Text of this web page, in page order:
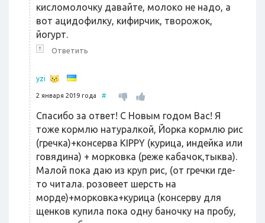
кисломолочку давайте, молоко не надо, а
вот ацидофилку, кифирчик, творожок,
йогурт.
↑ Ответить
yzi
2 января 2019 года #
Спасибо за ответ! С Новым годом Вас! Я
тоже кормлю натуралкой, Йорка кормлю рис
(гречка)+консерва KIPPY (курица, индейка или
говядина) + морковка (реже кабачок,тыква).
Малой пока даю из круп рис, (от гречки где-
то читала. розовеет шерсть на
морде)+морковка+курица (консерву для
щенков купила пока одну баночку на пробу,